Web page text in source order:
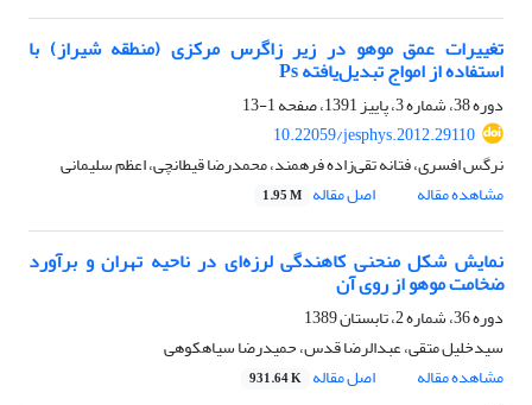
تغییرات عمق موهو در زیر زاگرس مرکزی (منطقه شیراز) با
استفاده از امواج تبدیل‌یافته Ps
دوره 38، شماره 3، پاییز 1391، صفحه
1-13
10.22059/jesphys.2012.29110
نرگس افسری، فتانه تقی‌زاده فرهمند، محمدرضا قیطانچی، اعظم سلیمانی
مشاهده مقاله
اصل مقاله 1.95 M
نمایش شکل منحنی کاهندگی لرزه‌ای در ناحیه تهران و برآورد
ضخامت موهو از روی آن
دوره 36، شماره 2، تابستان 1389
سیدخلیل متقی، عبدالرضا قدس، حمیدرضا سیاهکوهی
مشاهده مقاله
اصل مقاله 931.64 K